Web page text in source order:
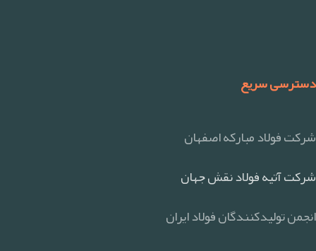
دسترسی سریع
شرکت فولاد مبارکه اصفهان
شرکت آتیه فولاد نقش جهان
انجمن تولیدکنندگان فولاد ایران